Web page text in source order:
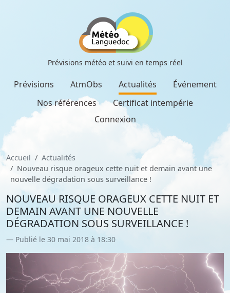
Prévisions météo et suivi en temps réel
Prévisions AtmObs Actualités
Événement
Nos références
Certificat intempérie
Connexion
Accueil
Actualités
Nouveau risque orageux cette nuit et demain avant une
nouvelle dégradation sous surveillance !
NOUVEAU RISQUE ORAGEUX CETTE NUIT ET
DEMAIN AVANT UNE NOUVELLE
DÉGRADATION SOUS SURVEILLANCE !
Publié le 30 mai 2018 à 18:30